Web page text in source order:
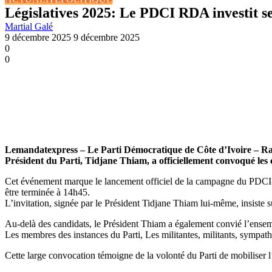
Législatives 2025: Le PDCI RDA investit
Martial Galé
9 décembre 2025 9 décembre 2025
0
0
Lemandatexpress – Le Parti Démocratique de Côte d’Ivoire –
Président du Parti, Tidjane Thiam, a officiellement convoqué
Cet événement marque le lancement officiel de la campagne du
être terminée à 14h45.
L’invitation, signée par le Président Tidjane Thiam lui-même, insiste
Au-delà des candidats, le Président Thiam a également convié
Les membres des instances du Parti, Les militantes, militants,
Cette large convocation témoigne de la volonté du Parti de mobiliser